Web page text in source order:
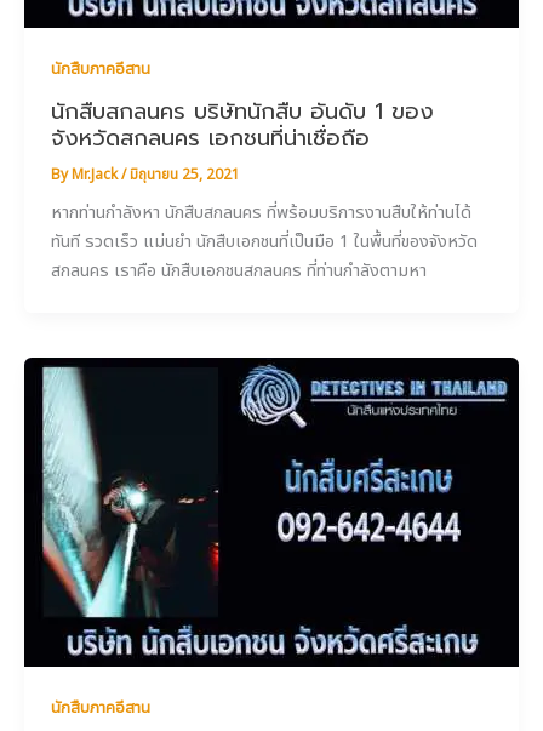
นักสืบภาคอีสาน
นักสืบสกลนคร บริษัทนักสืบ อันดับ 1 ของ
จังหวัดสกลนคร เอกชนที่น่าเชื่อถือ
ByMr.Jack/มิถุนายน 25, 2021
หากท่านกำลังหา นักสืบสกลนคร ที่พร้อมบริการงานสืบให้ท่านได้
ทันที รวดเร็ว แม่นยำ นักสืบเอกชนที่เป็นมือ 1 ในพื้นที่ของจังหวัด
สกลนคร เราคือ นักสืบเอกชนสกลนคร ที่ท่านกำลังตามหา
นักสืบภาคอีสาน